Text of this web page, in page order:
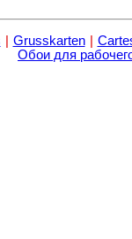
Grusskarten
Обои для